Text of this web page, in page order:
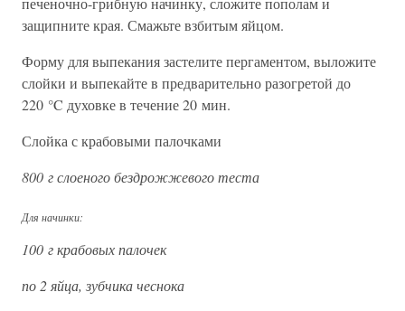
защипните края. Смажьте взбитым яйцом.
Форму для выпекания застелите пергаментом, выложите
слойки и выпекайте в предварительно разогретой до
220 °C духовке в течение 20 мин.
Слойка с крабовыми палочками
800 г слоеного бездрожжевого теста
Для начинки:
100 г крабовых палочек
по 2 яйца, зубчика чеснока